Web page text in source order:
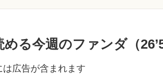
る今週のファンダ（
は広告が含まれます